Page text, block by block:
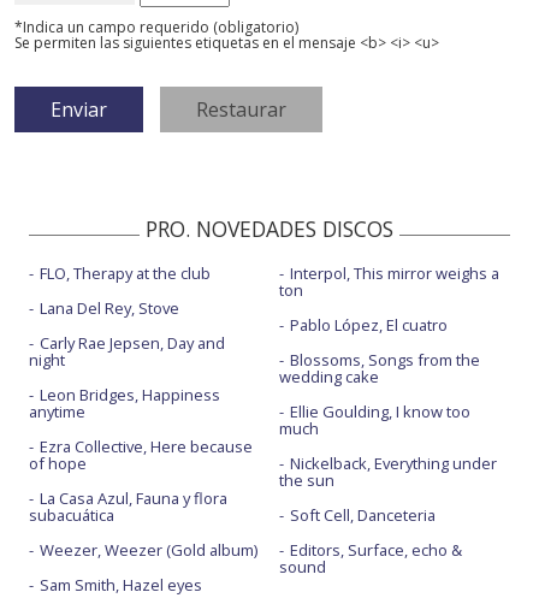
*Indica un campo requerido (obligatorio)
Se permiten las siguientes etiquetas en el mensaje <b> <i> <u>
PRO. NOVEDADES DISCOS
FLO, Therapy at the club
Lana Del Rey, Stove
Carly Rae Jepsen, Day and
night
Leon Bridges, Happiness
anytime
Ezra Collective, Here because
of hope
La Casa Azul, Fauna y flora
subacuática
Weezer, Weezer (Gold album)
Sam Smith, Hazel eyes
Interpol, This mirror weighs a
ton
Pablo López, El cuatro
Blossoms, Songs from the
wedding cake
Ellie Goulding, I know too
much
Nickelback, Everything under
the sun
Soft Cell, Danceteria
Editors, Surface, echo &
sound